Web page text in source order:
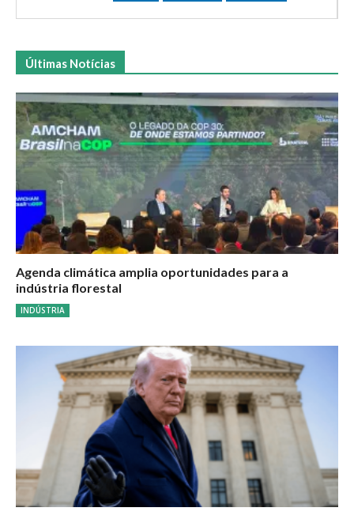
Últimas Notícias
Agenda climática amplia oportunidades para a
indústria florestal
INDÚSTRIA